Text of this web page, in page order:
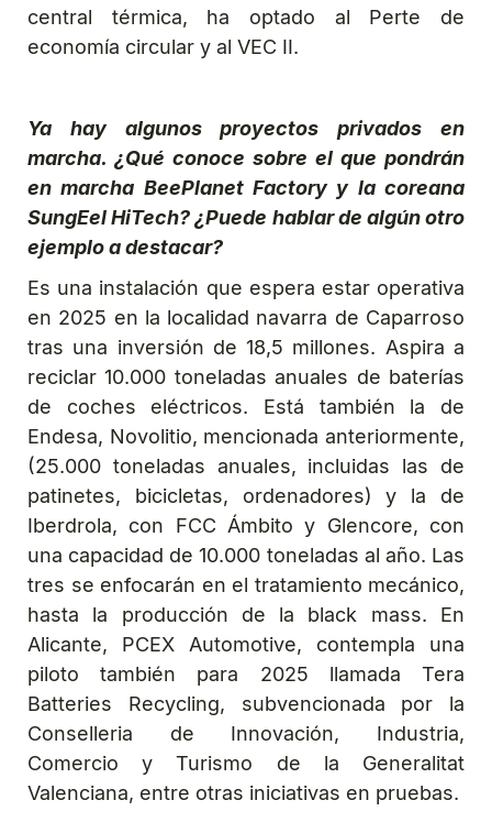
central térmica, ha optado al Perte de
economía circular y al VEC II.
Ya hay algunos proyectos privados en
marcha. ¿Qué conoce sobre el que pondrán
en marcha BeePlanet Factory y la coreana
SungEel HiTech? ¿Puede hablar de algún otro
ejemplo a destacar?
Es una instalación que espera estar operativa
en 2025 en la localidad navarra de Caparroso
tras una inversión de 18,5 millones. Aspira a
reciclar 10.000 toneladas anuales de baterías
de coches eléctricos. Está también la de
Endesa, Novolitio, mencionada anteriormente,
(25.000 toneladas anuales, incluidas las de
patinetes, bicicletas, ordenadores) y la de
Iberdrola, con FCC Ámbito y Glencore, con
una capacidad de 10.000 toneladas al año. Las
tres se enfocarán en el tratamiento mecánico,
hasta la producción de la black mass. En
Alicante, PCEX Automotive, contempla una
piloto también para 2025 llamada Tera
Batteries Recycling, subvencionada por la
Conselleria de Innovación, Industria,
Comercio y Turismo de la Generalitat
Valenciana, entre otras iniciativas en pruebas.